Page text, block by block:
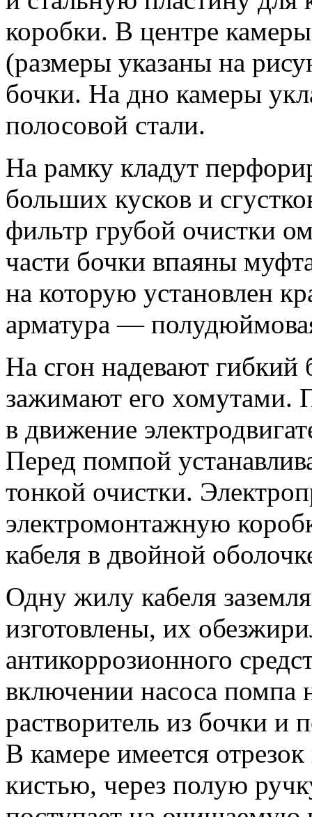
коробки. В центре
(размеры указаны на
бочки. На дно камеры
полосовой стали.
На рамку кладут
больших кусков и
фильтр грубой очистки
части бочки впаяны
на которую установлен
арматура —
На сгон надевают гибкий
зажимают его хомутами.
в движение
Перед помпой
тонкой очистки.
электромонтажную
кабеля в двойной
Одну жилу кабеля
изготовлены, их
антикоррозионного
включении насоса помпа
растворитель из бочки и
В камере имеется
кистью, через полую